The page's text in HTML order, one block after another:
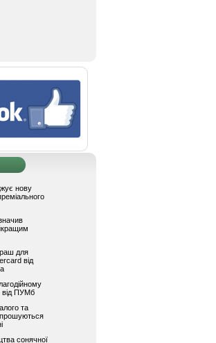
нову
для
від
від ПУМб
та
сонячної